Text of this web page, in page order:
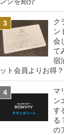
ク
ン
会
て
宿
ット会員よりお得？
マ
ン
す
る
の